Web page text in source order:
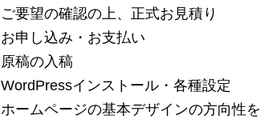
ご要望の確認の上、正式お見積り
お申し込み・お支払い
原稿の入稿
WordPressインストール・各種設定
ホームページの基本デザインの方向性